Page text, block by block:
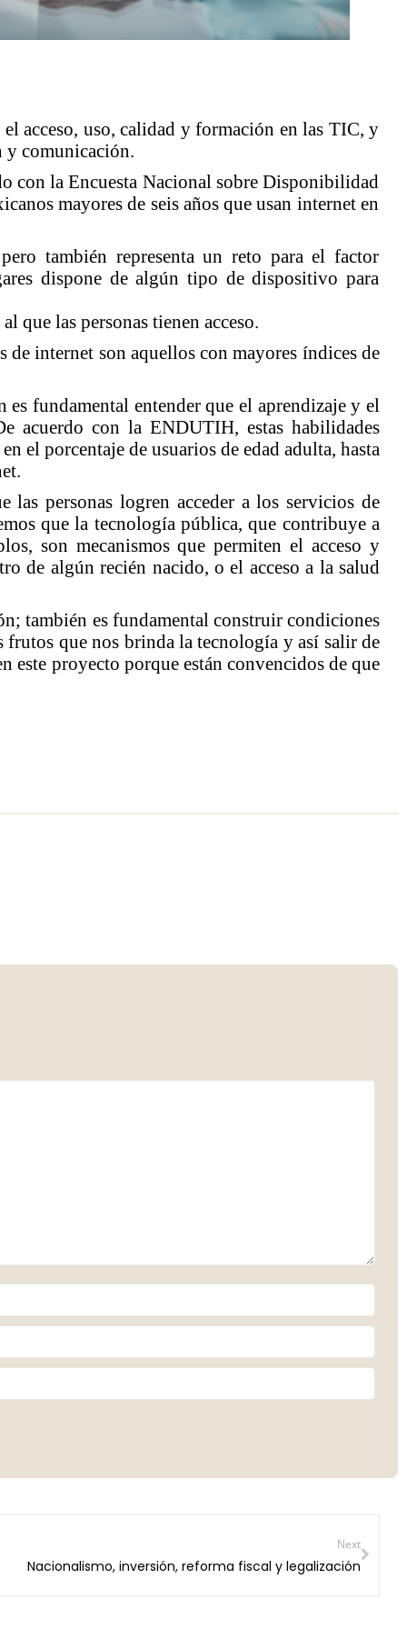
acceso, uso, calidad y formación en las TIC, y
y comunicación.
con la Encuesta Nacional sobre Disponibilidad
mayores de seis años que usan internet en
también representa un reto para el factor
dispone de algún tipo de dispositivo para
que las personas tienen acceso.
de internet son aquellos con mayores índices de
fundamental entender que el aprendizaje y el
acuerdo con la ENDUTIH, estas habilidades
el porcentaje de usuarios de edad adulta, hasta
las personas logren acceder a los servicios de
que la tecnología pública, que contribuye a
son mecanismos que permiten el acceso y
de algún recién nacido, o el acceso a la salud
también es fundamental construir condiciones
frutos que nos brinda la tecnología y así salir de
proyecto porque están convencidos de que
Next
Nacionalismo, inversión, reforma fiscal y legalización